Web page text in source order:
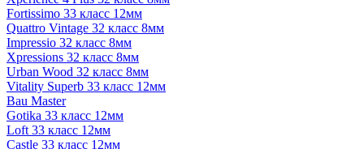
Fortissimo 33 класс 12мм
Quattro Vintage 32 класс 8мм
Impressio 32 класс 8мм
Xpressions 32 класс 8мм
Urban Wood 32 класс 8мм
Vitality Superb 33 класс 12мм
Bau Master
Gotika 33 класс 12мм
Loft 33 класс 12мм
Castle 33 класс 12мм